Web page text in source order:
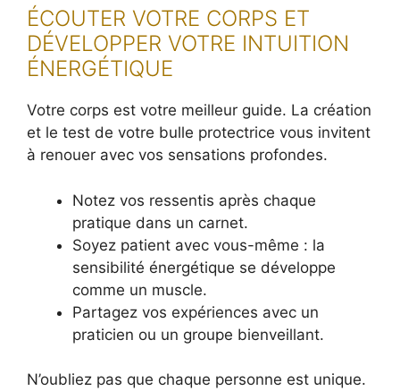
ÉCOUTER VOTRE CORPS ET
DÉVELOPPER VOTRE INTUITION
ÉNERGÉTIQUE
Votre corps est votre meilleur guide. La création
et le test de votre bulle protectrice vous invitent
à renouer avec vos sensations profondes.
Notez vos ressentis après chaque
pratique dans un carnet.
Soyez patient avec vous-même : la
sensibilité énergétique se développe
comme un muscle.
Partagez vos expériences avec un
praticien ou un groupe bienveillant.
N’oubliez pas que chaque personne est unique.